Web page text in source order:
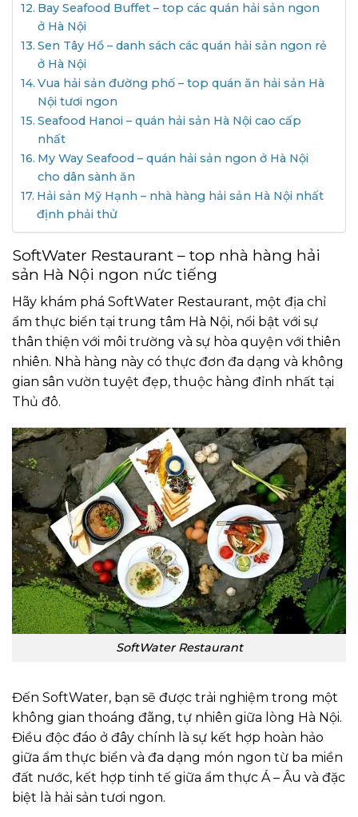
Bay Seafood Buffet – top các quán hải sản ngon
ở Hà Nội
Sen Tây Hồ – danh sách các quán hải sản ngon rẻ
ở Hà Nội
Vua hải sản đường phố – top quán ăn hải sản Hà
Nội tươi ngon
Seafood Hanoi – quán hải sản Hà Nội cao cấp
nhất
My Way Seafood – quán hải sản ngon ở Hà Nội
cho dân sành ăn
Hải sản Mỹ Hạnh – nhà hàng hải sản Hà Nội nhất
định phải thử
SoftWater Restaurant – top nhà hàng hải
sản Hà Nội ngon nức tiếng
Hãy khám phá SoftWater Restaurant, một địa chỉ
ẩm thực biển tại trung tâm Hà Nội, nổi bật với sự
thân thiện với môi trường và sự hòa quyện với thiên
nhiên. Nhà hàng này có thực đơn đa dạng và không
gian sân vườn tuyệt đẹp, thuộc hàng đỉnh nhất tại
Thủ đô.
SoftWater Restaurant
Đến SoftWater, bạn sẽ được trải nghiệm trong một
không gian thoáng đãng, tự nhiên giữa lòng Hà Nội.
Điều độc đáo ở đây chính là sự kết hợp hoàn hảo
giữa ẩm thực biển và đa dạng món ngon từ ba miền
đất nước, kết hợp tinh tế giữa ẩm thực Á – Âu và đặc
biệt là hải sản tươi ngon.